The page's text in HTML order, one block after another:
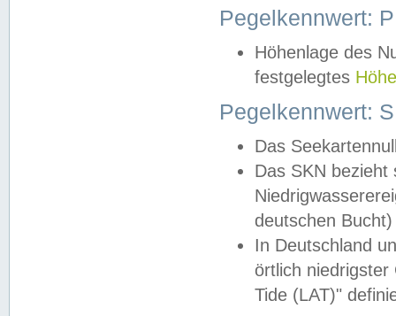
Pegelkennwert:
Höhenlage des
festgelegtes
Pegelkennwert:
Das
Das SKN
deutschen
In Deutschland
örtlich
Tide (LAT)"